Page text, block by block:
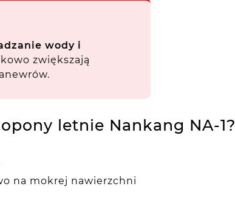
wody i
zwiększają
letnie Nankang NA-1?
na mokrej nawierzchni